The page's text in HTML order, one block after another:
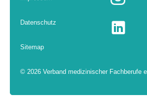
Datenschutz
Sitemap
© 2026 Verband medizinischer Fachberufe